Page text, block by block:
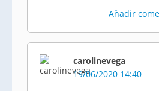
Añadir
carolinevega
19/06/2020 14:40